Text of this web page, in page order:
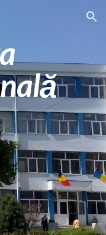
Skip to navigation